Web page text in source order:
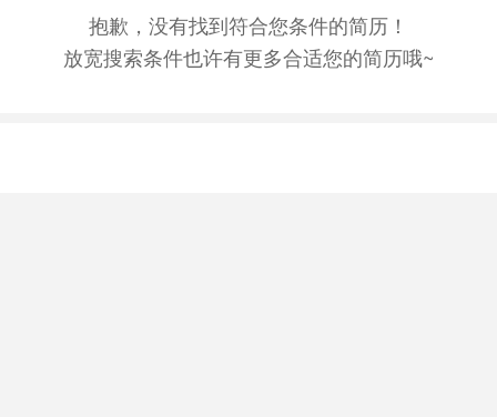
抱歉，没有找到符合您条件的简历！
放宽搜索条件也许有更多合适您的简历哦~